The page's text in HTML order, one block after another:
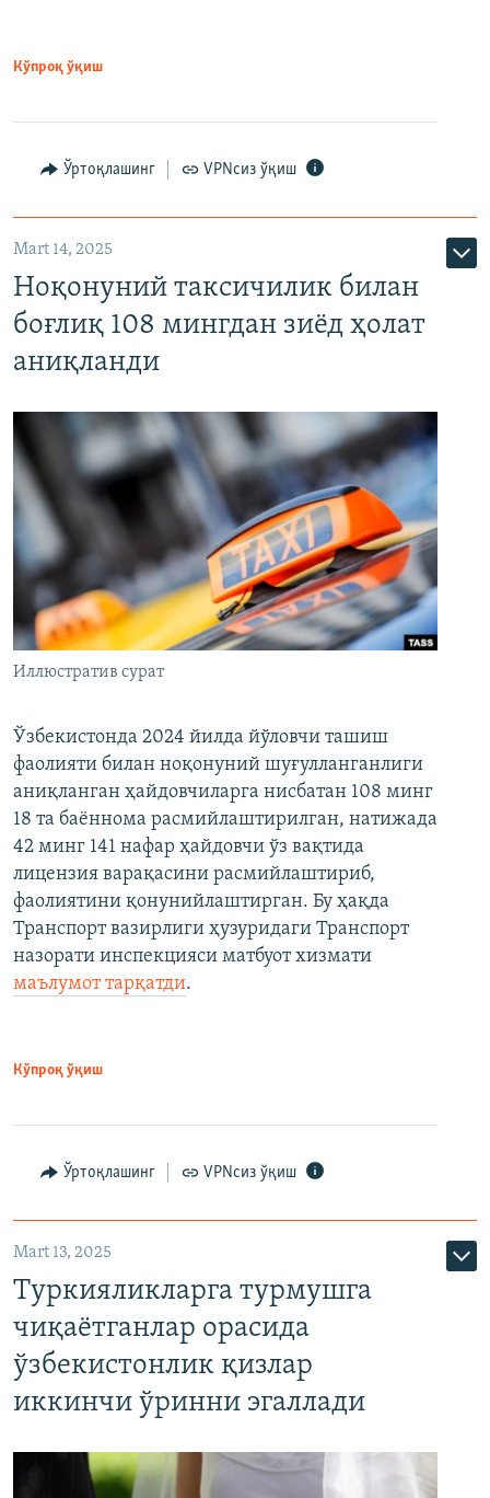
Кўпроқ ўқиш
Ўртоқлашинг VPNсиз ўқиш
Mart 14, 2025
Ноқонуний таксичилик билан
боғлиқ 108 мингдан зиёд ҳолат
аниқланди
Иллюстратив сурат
Ўзбекистонда 2024 йилда йўловчи ташиш
фаолияти билан ноқонуний шуғулланганлиги
аниқланган ҳайдовчиларга нисбатан 108 минг
18 та баённома расмийлаштирилган, натижада
42 минг 141 нафар ҳайдовчи ўз вақтида
лицензия варақасини расмийлаштириб,
фаолиятини қонунийлаштирган. Бу ҳақда
Транспорт вазирлиги ҳузуридаги Транспорт
назорати инспекцияси матбуот хизмати
маълумот тарқатди.
Кўпроқ ўқиш
Ўртоқлашинг VPNсиз ўқиш
Mart 13, 2025
Туркияликларга турмушга
чиқаётганлар орасида
ўзбекистонлик қизлар
иккинчи ўринни эгаллади